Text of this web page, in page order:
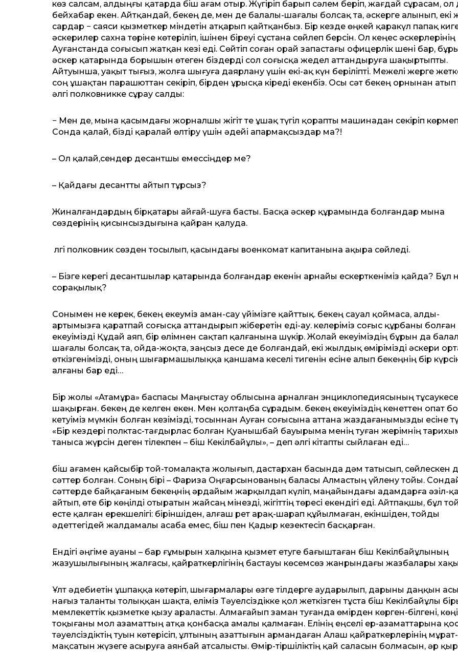
көз салсам, алдыңғы қатарда Әбіш ағам отыр. Жүгіріп барып сәлем беріп, жағдай сұрасам, ол
бейхабар екен. Айтқандай, Әбекең де, мен де балалы-шағалы болсақ та, әскерге алынып, екі
сардар − саяси қызметкер міндетін атқарып қайтқанбыз. Бір кезде өңкей қаракүл папақ
әскерилер сахна төріне көтеріліп, ішінен біреуі сұстана сөйлеп берсін. Ол кеңес әскерлерінің
Ауғанстанда соғысып жатқан кезі еді. Сөйтіп соған орай запастағы офицерлік шені бар,
әскер қатарында борышын өтеген біздерді сол со­ғысқа жедел аттандыруға шақыр­тыпты.
Айтуынша, уақыт тығыз, жолға шығуға даярлану үшін екі-ақ күн беріліпті. Межелі жерге
соң ұшақтан парашюттан секіріп, бірден ұрысқа кіреді екенбіз. Осы сәт Әбекең орнынан
әлгі полковникке сұрау салды:
− Мен де, мына қасымдағы жор­налшы жігіт те ұшақ түгіл қо­рап­ты машинадан секіріп
Сонда қалай, бізді қаралай өлтіру үшін әдейі апармақсыздар ма?!
– Ол қалай,сендер десантшы емессіңдер ме?
– Қайдағы десантты айтып тұрсыз?
Жиналғандардың бірқатары айғай-шуға басты. Басқа әскер құ­рамында болғандар мына
сөздерінің қисынсыздығына қайран қалуда.
Әлгі полковник сөзден тосылып, қасындағы военкомат капитанына ақыра сөйледі.
– Бізге керегі десантшылар қатарында болғандар екенін арнайы ескерткеніміз қайда? Бұл
сорақылық?
Сонымен не керек, Әбекең екеуміз аман-сау үйімізге қайттық. Әбекең сауал қоймаса, алды-
артымызға қаратпай соғысқа ат­тандырып жіберетін еді-ау. Әкелеріміз соғыс құрбаны болған
екеуімізді Құдай аяп, бір өлімнен сақтап қалғанына шүкір. Жолай екеуіміздің бұрын да
шағалы болсақ та, ойда-жоқта, заңсыз десе де болғандай, екі жылдық өмірімізді әскери
өткізгенімізді, оның шы­ғармашылыққа қаншама кеселі тигенін есіне алып Әбекеңнің бір
алғаны бар еді…
Бір жолы «Атамұра» баспа­сы Маңғыстау облысына арнал­ған энциклопедиясының
шақырған. Әбекең де келген екен. Мен қолтаңба сұрадым. Әбекең екеуіміздің кенеттен опат
кетуіміз мүмкін болған кезімізді, тосыннан Ауған соғысына аттана жаздағанымызды есіне
«Бір кездері полктас-тағдырлас болған Қуанышбай бауырыма менің туған жерімнің
таныса жүрсін деген тілекпен – Әбіш Кекілбайұлы», – деп әлгі кітапты сыйлаған еді…
Әбіш ағамен қайсыбір той-томалақта жолығып, дастархан басында дәм татысып, сөйлескен
сәттер болған. Соның бірі – Фариза Оңғарсынованың баласы Алмастың үйлену тойы.
сәттерде байқағаным Әбекеңнің әрдайым жарқылдап күліп, маңайындағы адамдарға әзіл-
айтып, өте бір көңілді отыратын жайсаң мінезді, жігіттің төресі екендігі еді. Айтпақшы, бұл
есте қалған ерекшелігі: біріншіден, алғаш рет арақ-шарап құйылмаған, екіншіден, тойды
әдеттегідей жалдамалы асаба емес, Әбіш пен Қадыр кезектесіп басқарған.
Ендігі әңгіме ауаны – бар ғұ­мырын халқына қызмет етуге бағыштаған Әбіш Кекілбайұлының
жазушылығының жалғасы, қайраткерлігінің бастауы көсемсөз жанрындағы жазбалары
Ұлт әдебиетін ұшпаққа көтеріп, шығармалары өзге тілдерге аударылып, дарыны даңқын
нағыз таланты толыққан шақта, еліміз Тәуелсіздікке қол жеткізген тұста Әбіш Кекілбайұлы
мемлекеттік қызметке қызу араласты. Алмағайып заман туғанда өмірден көрген-білгені,
тоқығаны мол азаматтың атқа қонбасқа амалы қалмаған. Елінің еңселі ер-азаматтарына
тәуелсіздіктің туын көтерісіп, ұлтының азаттығын армандаған Алаш қайраткерлерінің мұрат-
мақсатын жүзеге асыруға аянбай атсалысты. Өмір-тіршіліктің қай саласын болмасын, әр